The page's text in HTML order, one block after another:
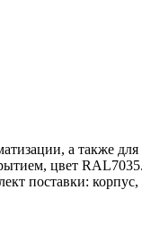
а также
цвет
поставки: